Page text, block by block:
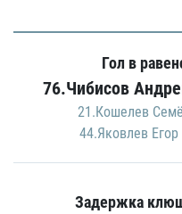
Гол в
76.Чибисов
21.Кошелев
44.Яковлев
Задержка